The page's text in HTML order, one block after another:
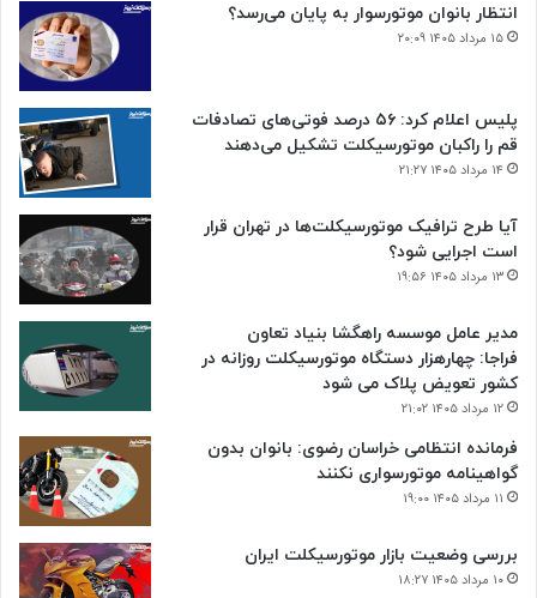
انتظار بانوان موتورسوار به پایان می‌رسد؟
۱۵ مرداد ۱۴۰۵ ۲۰:۰۹
پلیس اعلام کرد: ۵۶ درصد فوتی‌های تصادفات
قم را راکبان موتورسیکلت تشکیل می‌دهند
۱۴ مرداد ۱۴۰۵ ۲۱:۲۷
آیا طرح ترافیک موتورسیکلت‌ها در تهران قرار
است اجرایی شود؟
۱۳ مرداد ۱۴۰۵ ۱۹:۵۶
مدیر عامل موسسه راهگشا بنیاد تعاون
فراجا: چهارهزار دستگاه موتورسیکلت روزانه در
کشور تعویض پلاک می شود
۱۲ مرداد ۱۴۰۵ ۲۱:۰۲
فرمانده انتظامی خراسان رضوی: بانوان بدون
گواهینامه موتورسواری نکنند
۱۱ مرداد ۱۴۰۵ ۱۹:۰۰
بررسی وضعیت بازار موتورسیکلت ایران
۱۰ مرداد ۱۴۰۵ ۱۸:۲۷